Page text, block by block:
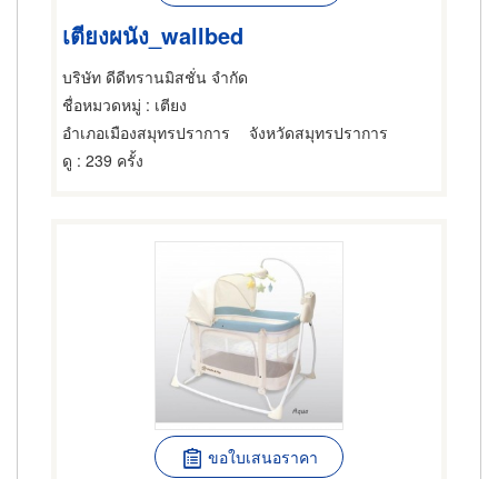
เตียงผนัง_wallbed
บริษัท ดีดีทรานมิสชั่น จำกัด
ชื่อหมวดหมู่ : เตียง
อำเภอเมืองสมุทรปราการ
จังหวัดสมุทรปราการ
ดู : 239 ครั้ง
ขอใบเสนอราคา